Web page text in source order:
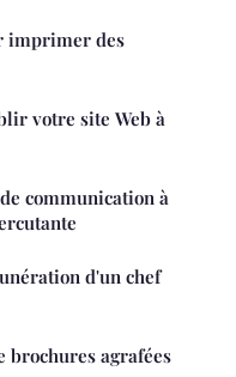
imprimer des
votre site Web à
communication à
d'un chef
brochures agrafées